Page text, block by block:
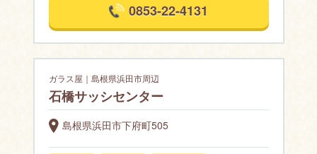
0853-22-4131
ガラス屋｜島根県浜田市周辺
石橋サッシセンター
島根県浜田市下府町505